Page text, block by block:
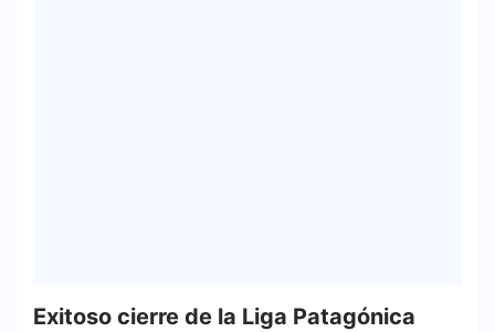
Exitoso cierre de la Liga Patagónica